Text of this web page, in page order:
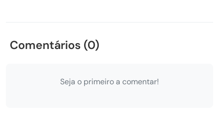
Comentários (0)
Seja o primeiro a comentar!